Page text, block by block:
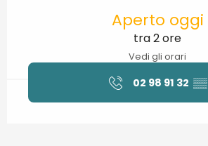
Aperto oggi
tra 2 ore
Vedi gli orari
02 98 91 32 ▒▒